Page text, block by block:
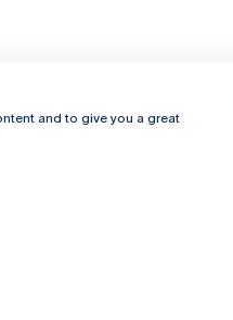
© 2026
and to give you a great